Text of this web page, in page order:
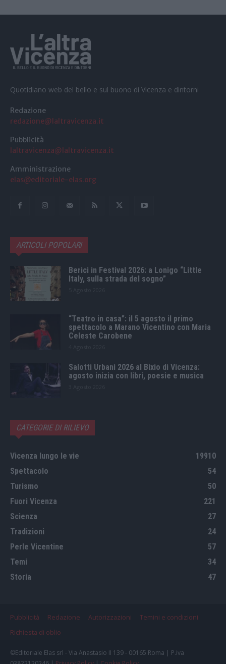
Quotidiano web del bello e sul buono di Vicenza e dintorni
Redazione
redazione@laltravicenza.it
Pubblicità
laltravicenza@laltravicenza.it
Amministrazione
elas@editoriale-elas.org
ARTICOLI POPOLARI
Berici in Festival 2026: a Lonigo “Little
Italy, sulla strada del sogno”
“Teatro in casa”: il 5 agosto il primo
spettacolo a Marano Vicentino con Maria
Celeste Carobene
Salotti Urbani 2026 al Bixio di Vicenza:
agosto inizia con libri, poesie e musica
CATEGORIE DI RILIEVO
Vicenza lungo le vie
19910
Spettacolo
54
Turismo
50
Fuori Vicenza
221
Scienza
27
Tradizioni
24
Perle Vicentine
57
Temi
34
Storia
47
Pubblicità Redazione Autorizzazioni
Temini e condizioni
Richiesta di oblio
©Editoriale Elas srl - Via Anastasio II 139 - 00165 Roma | P.iva